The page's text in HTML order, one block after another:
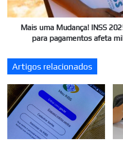
calendário
para
pagamentos
de
usuários!
Mais uma Mudança! INSS
para pagamentos afeta
Artigos relacionados